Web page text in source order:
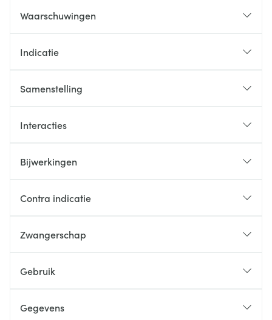
Waarschuwingen
Indicatie
Samenstelling
Interacties
Bijwerkingen
Contra indicatie
Zwangerschap
Gebruik
Gegevens